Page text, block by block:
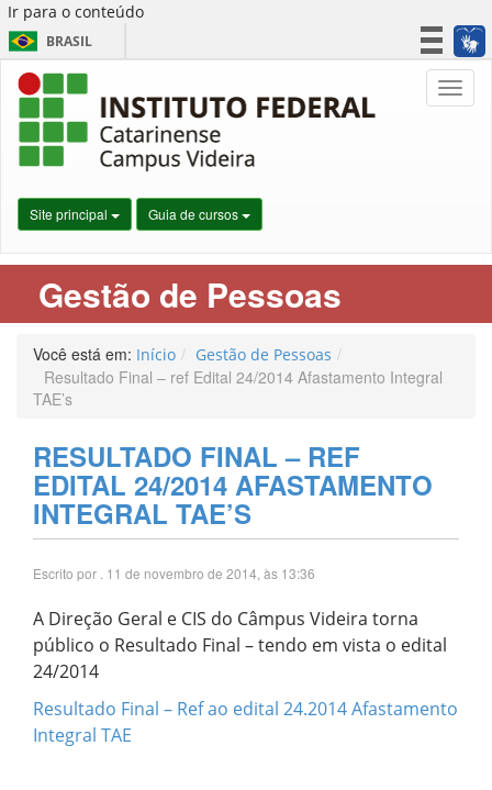
Ir para o conteúdo
BRASIL
Simplifique!
Site principal Guia de cursos
Gestão de Pessoas
Você está em: Início Gestão de Pessoas
Resultado Final – ref Edital 24/2014 Afastamento Integral
TAE’s
RESULTADO FINAL – REF
EDITAL 24/2014 AFASTAMENTO
INTEGRAL TAE’S
Escrito por . 11 de novembro de 2014, às 13:36
A Direção Geral e CIS do Câmpus Videira torna
público o Resultado Final – tendo em vista o edital
24/2014
Resultado Final – Ref ao edital 24.2014 Afastamento
Integral TAE